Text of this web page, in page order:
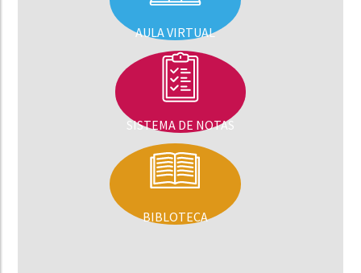
AULA VIRTUAL
SISTEMA DE NOTAS
BIBLOTECA